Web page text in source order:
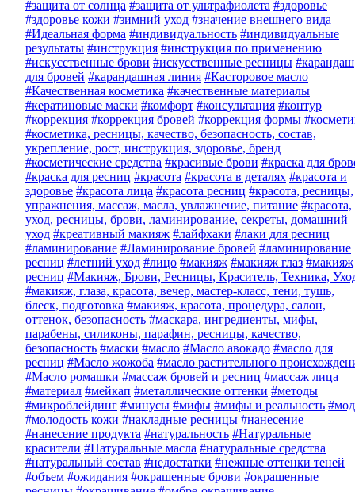
#защита от солнца #защита от ультрафиолета #здоровье
#здоровье кожи #зимний уход #значение внешнего вида
#Идеальная форма #индивидуальность #индивидуальные
результаты #инструкция #инструкция по применению
#искусственные брови #искусственные ресницы #карандаш
для бровей #карандашная линия #Касторовое масло
#Качественная косметика #качественные материалы
#кератиновые маски #комфорт #консультация #контур
#коррекция #коррекция бровей #коррекция формы
#косметика, ресницы, качество, безопасность, состав,
укрепление, рост, инструкция, здоровье, бренд
#косметические средства #красивые брови #краска для
#краска для ресниц #красота #красота в деталях #красота и
здоровье #красота лица #красота ресниц #красота, ресницы,
упражнения, массаж, масла, увлажнение, питание #красота,
уход, ресницы, брови, ламинирование, секреты, домашний
уход #креативный макияж #лайфхаки #лаки для ресниц
#ламинирование #Ламинирование бровей #ламинирование
ресниц #летний уход #лицо #макияж #макияж глаз #макияж
ресниц #Макияж, Брови, Ресницы, Краситель, Техника,
#макияж, глаза, красота, вечер, мастер-класс, тени, тушь,
блеск, подготовка #макияж, красота, процедура, салон,
оттенок, безопасность #маскара, ингредиенты, мифы,
парабены, силиконы, парафин, ресницы, качество,
безопасность #маски #масло #Масло авокадо #масло для
ресниц #Масло жожоба #масло растительного
#Масло ромашки #массаж бровей и ресниц #массаж лица
#материал #мейкап #металлические оттенки #методы
#микроблейдинг #минусы #мифы #мифы и реальность
#молодость кожи #накладные ресницы #нанесение
#нанесение продукта #натуральность #Натуральные
красители #Натуральные масла #натуральные средства
#натуральный состав #недостатки #нежные оттенки теней
#объем #ожидания #окрашенные брови #окрашенные